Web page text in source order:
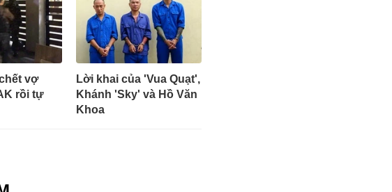
vợ
rồi tự
Lời khai của 'Vua Quạt',
Khánh 'Sky' và Hồ Văn
Khoa